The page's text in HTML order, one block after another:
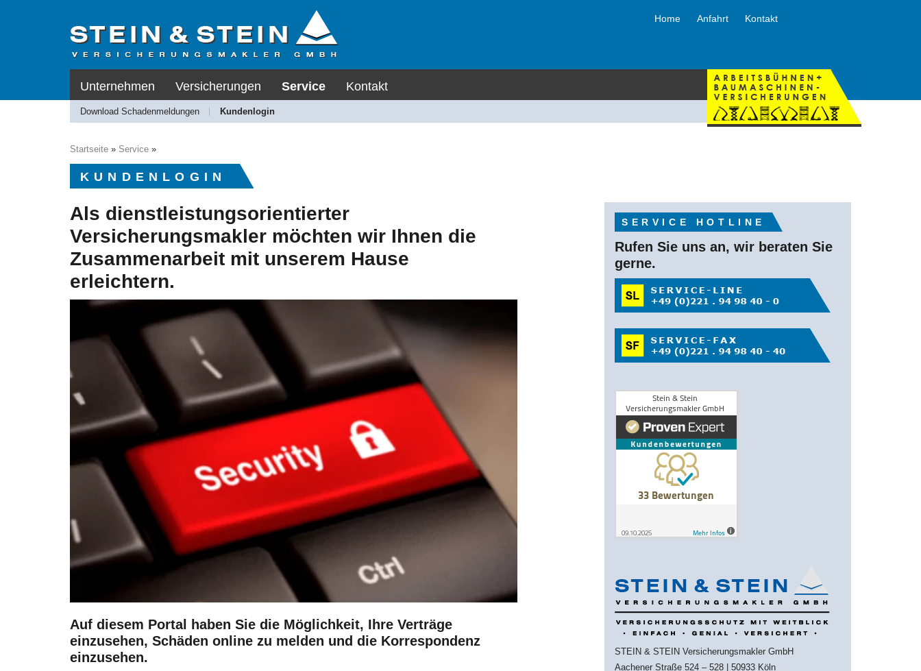
Home Anfahrt Kontakt
Unternehmen Versicherungen Service
Download Schadenmeldungen Kundenlogin
Kontakt
Startseite » Service »
KUNDENLOGIN
Als dienstleistungsorientierter
Versicherungsmakler möchten wir Ihnen die
Zusammenarbeit mit unserem Hause
erleichtern.
Auf diesem Portal haben Sie die Möglichkeit, Ihre Verträge
einzusehen, Schäden online zu melden und die Korrespondenz
einzusehen.
SERVICE HOTLINE
Rufen Sie uns an, wir beraten Sie
gerne.
STEIN & STEIN Versicherungsmakler GmbH
Aachener Straße 524 – 528 | 50933 Köln